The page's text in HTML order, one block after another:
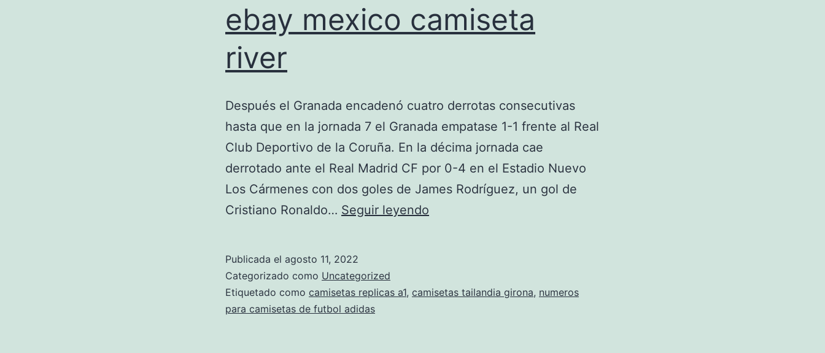
ebay mexico camiseta
river
Después el Granada encadenó cuatro derrotas consecutivas
hasta que en la jornada 7 el Granada empatase 1-1 frente al Real
Club Deportivo de la Coruña. En la décima jornada cae
derrotado ante el Real Madrid CF por 0-4 en el Estadio Nuevo
Los Cármenes con dos goles de James Rodríguez, un gol de
Cristiano Ronaldo… Seguir leyendo
Publicada el agosto 11, 2022
Categorizado como Uncategorized
Etiquetado como camisetas replicas a1, camisetas tailandia girona, numeros
para camisetas de futbol adidas